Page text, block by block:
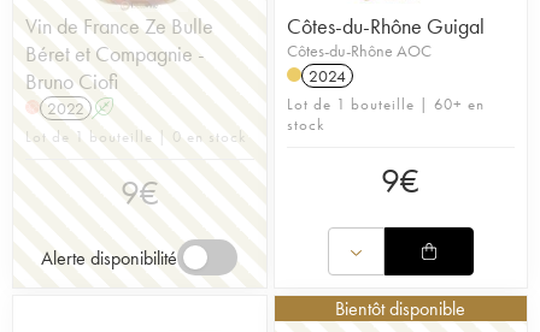
Vin de France Ze Bulle
Béret et Compagnie -
Bruno Ciofi
H 2022 A
Lot de 1 bouteille | 0 en stock
9€
Alerte disponibilité
Côtes-du-Rhône Guigal
Côtes-du-Rhône AOC
2024
Lot de 1 bouteille | 60+ en
stock
9€
Bientôt disponible